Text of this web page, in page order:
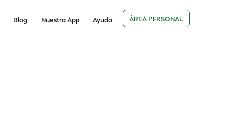
Blog Nuestra App Ayuda ÁREA PERSONAL